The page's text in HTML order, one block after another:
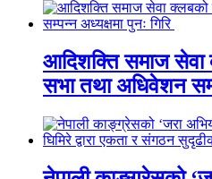
आदिशक्ति समाज सेवा
सभा तथा अधिवेशन